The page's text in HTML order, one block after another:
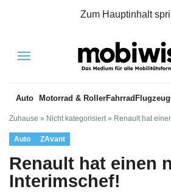
Zum Hauptinhalt
Menu
Auto Motorrad & RollerFahrrad Flugzeug
Zuhause » Nicht kategorisiert » Renault hat
Auto ZAvant
Renault hat einen
Interimschef!